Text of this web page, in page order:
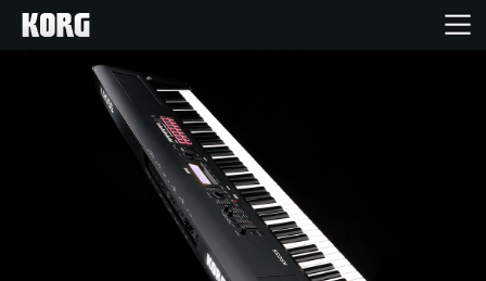
Inicio
Productos
Características